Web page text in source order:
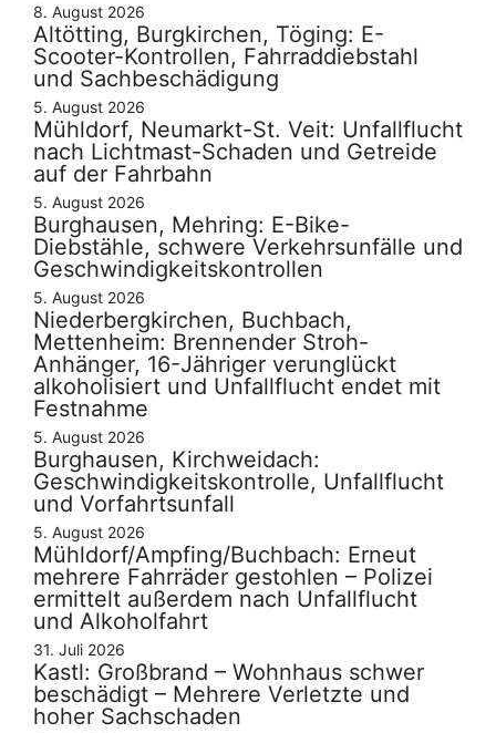
8. August 2026
Altötting, Burgkirchen, Töging: E-
Scooter-Kontrollen, Fahrraddiebstahl
und Sachbeschädigung
5. August 2026
Mühldorf, Neumarkt-St. Veit: Unfallflucht
nach Lichtmast-Schaden und Getreide
auf der Fahrbahn
5. August 2026
Burghausen, Mehring: E-Bike-
Diebstähle, schwere Verkehrsunfälle und
Geschwindigkeitskontrollen
5. August 2026
Niederbergkirchen, Buchbach,
Mettenheim: Brennender Stroh-
Anhänger, 16-Jähriger verunglückt
alkoholisiert und Unfallflucht endet mit
Festnahme
5. August 2026
Burghausen, Kirchweidach:
Geschwindigkeitskontrolle, Unfallflucht
und Vorfahrtsunfall
5. August 2026
Mühldorf/Ampfing/Buchbach: Erneut
mehrere Fahrräder gestohlen – Polizei
ermittelt außerdem nach Unfallflucht
und Alkoholfahrt
31. Juli 2026
Kastl: Großbrand – Wohnhaus schwer
beschädigt – Mehrere Verletzte und
hoher Sachschaden